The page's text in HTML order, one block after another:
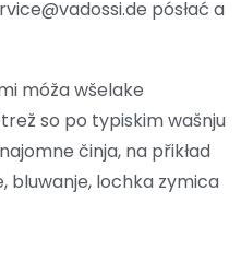
pósłać a
móža wšelake
so po typiskim wašnju
činja, na přikład
bluwanje, lochka zymica